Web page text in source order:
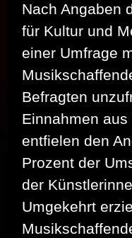
Nach Angaben
für Kultur und
einer Umfrage
Befragten
Einnahmen
entfielen den
Prozent der
der
Umgekehrt